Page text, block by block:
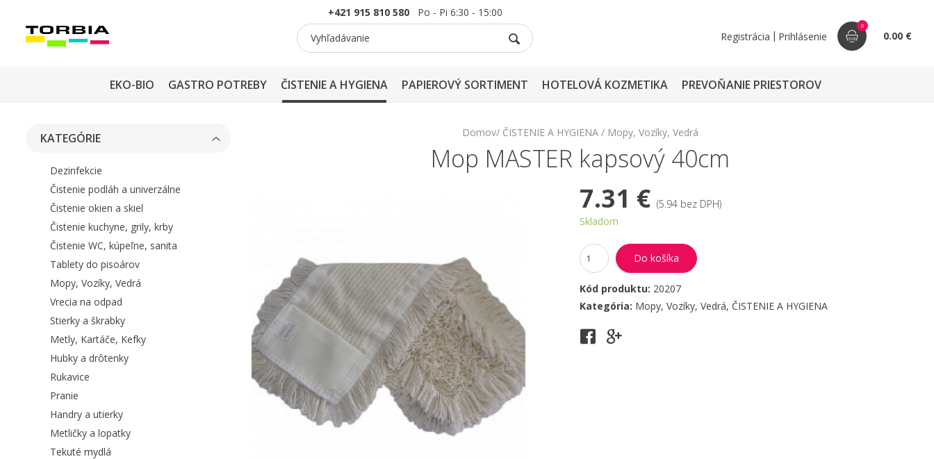
+421 915 810 580Po - Pi 6:30 - 15:00
Registrácia | Prihlásenie
0
0.00 €
EKO-BIO GASTRO POTREBY ČISTENIE A HYGIENA PAPIEROVÝ SORTIMENT HOTELOVÁ KOZMETIKA PREVOŇANIE PRIESTOROV
KATEGÓRIE
Dezinfekcie
Čistenie podláh a univerzálne
Čistenie okien a skiel
Čistenie kuchyne, grily, krby
Čistenie WC, kúpeľne, sanita
Tablety do pisoárov
Mopy, Vozíky, Vedrá
Vrecia na odpad
Stierky a škrabky
Metly, Kartáče, Kefky
Hubky a drôtenky
Rukavice
Pranie
Handry a utierky
Metličky a lopatky
Tekuté mydlá
Domov ČISTENIE A HYGIENA Mopy, Vozíky, Vedrá
Mop MASTER kapsový 40cm
7.31 €(5.94 bez DPH)
Skladom
Do košíka
Kód produktu: 20207
Kategória: Mopy, Vozíky, Vedrá, ČISTENIE A HYGIENA